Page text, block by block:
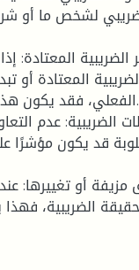
لشخص ما أو
المعتادة
الفعلي، فقد يكون
قد يكون مؤشرًا
الضريبية،